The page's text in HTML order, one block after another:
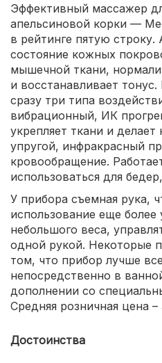
Эффективный массажер
апельсиновой корки —
в рейтинге пятую строку.
состояние кожных
мышечной ткани,
и восстанавливает
сразу три типа
вибрационный, ИК
укрепляет ткани и
упругой, инфракрасный
кровообращение.
использоваться для
У прибора съемная рука,
использование еще более
небольшого веса,
одной рукой. Некоторые
том, что прибор лучше
непосредственно в
дополнении со
Средняя розничная цена –
Достоинства